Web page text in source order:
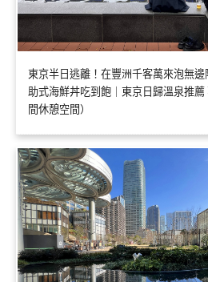
東京半日逃離！在豐洲千客萬來泡無
助式海鮮丼吃到飽｜東京日歸溫泉推
間休憩空間）